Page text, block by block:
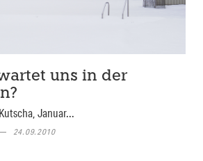
uns in der
Januar...
24.09.2010